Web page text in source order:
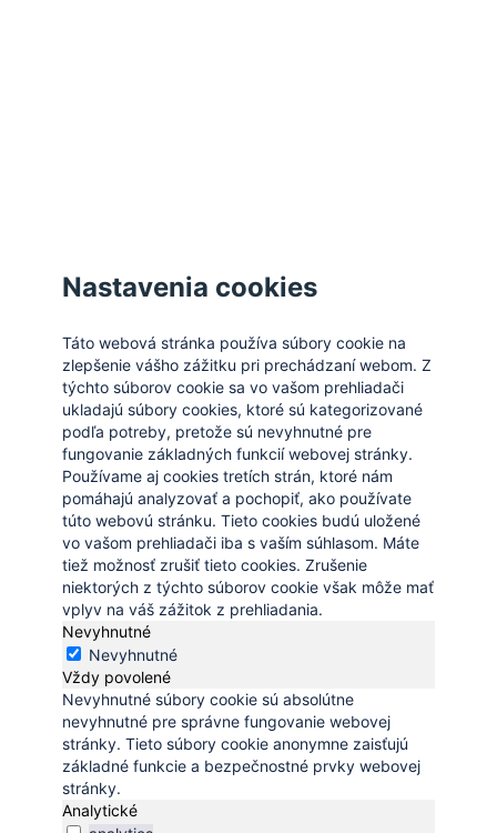
Nastavenia cookies
Táto webová stránka používa súbory cookie na
zlepšenie vášho zážitku pri prechádzaní webom. Z
týchto súborov cookie sa vo vašom prehliadači
ukladajú súbory cookies, ktoré sú kategorizované
podľa potreby, pretože sú nevyhnutné pre
fungovanie základných funkcií webovej stránky.
Používame aj cookies tretích strán, ktoré nám
pomáhajú analyzovať a pochopiť, ako používate
túto webovú stránku. Tieto cookies budú uložené
vo vašom prehliadači iba s vaším súhlasom. Máte
tiež možnosť zrušiť tieto cookies. Zrušenie
niektorých z týchto súborov cookie však môže mať
vplyv na váš zážitok z prehliadania.
Nevyhnutné
Nevyhnutné
Vždy povolené
Nevyhnutné súbory cookie sú absolútne
nevyhnutné pre správne fungovanie webovej
stránky. Tieto súbory cookie anonymne zaisťujú
základné funkcie a bezpečnostné prvky webovej
stránky.
Analytické